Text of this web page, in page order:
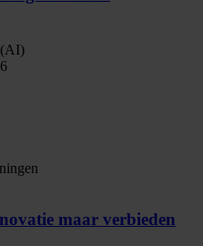
maar verbieden